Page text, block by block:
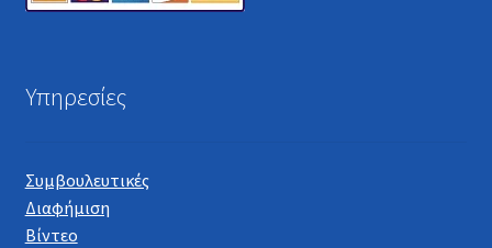
Υπηρεσίες
Συμβουλευτικές
Διαφήμιση
Βίντεο